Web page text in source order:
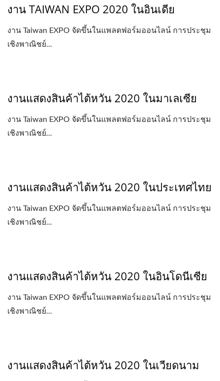
งาน TAIWAN EXPO 2020 ในอินเดีย
งาน Taiwan EXPO จัดขึ้นในแพลตฟอร์มออนไลน์ การประชุม
เชิงพาณิชย์...
งานแสดงสินค้าไต้หวัน 2020 ในมาเลเซีย
งาน Taiwan EXPO จัดขึ้นในแพลตฟอร์มออนไลน์ การประชุม
เชิงพาณิชย์...
งานแสดงสินค้าไต้หวัน 2020 ในประเทศไทย
งาน Taiwan EXPO จัดขึ้นในแพลตฟอร์มออนไลน์ การประชุม
เชิงพาณิชย์...
งานแสดงสินค้าไต้หวัน 2020 ในอินโดนีเซีย
งาน Taiwan EXPO จัดขึ้นในแพลตฟอร์มออนไลน์ การประชุม
เชิงพาณิชย์...
งานแสดงสินค้าไต้หวัน 2020 ในเวียดนาม